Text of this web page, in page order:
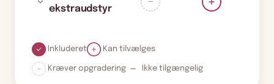
ekstraudstyr
Inkluderet Kan tilvælges
Kræver opgradering Ikke tilgængelig